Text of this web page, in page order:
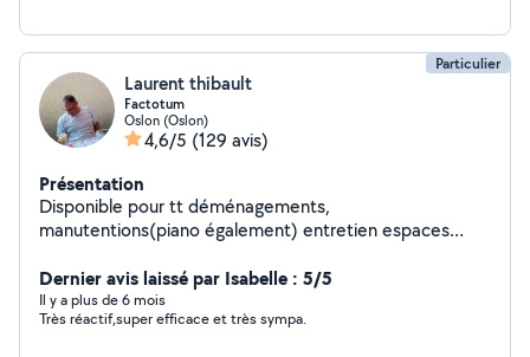
Particulier
Laurent thibault
Factotum
Oslon (Oslon)
4,6/5 (129 avis)
Présentation
Disponible pour tt déménagements,
manutentions(piano également) entretien espaces
Dernier avis laissé par Isabelle : 5/5
Il y a plus de 6 mois
Très réactif,super efficace et très sympa.